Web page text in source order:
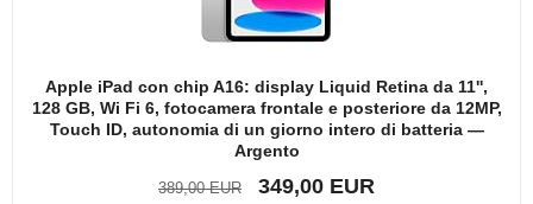
Apple iPad con chip A16: display Liquid Retina da 11'',
128 GB, Wi Fi 6, fotocamera frontale e posteriore da 12MP,
Touch ID, autonomia di un giorno intero di batteria —
Argento
389,00 EUR 349,00 EUR